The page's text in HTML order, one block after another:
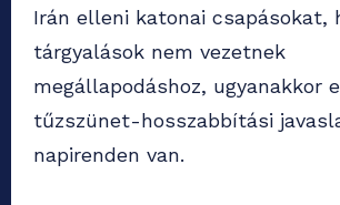
Irán elleni katonai csapásokat,
tárgyalások nem vezetnek
megállapodáshoz, ugyanakkor
tűzszünet-hosszabbítási
napirenden van.